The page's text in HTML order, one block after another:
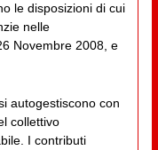
le disposizioni di cui
nelle
Novembre 2008, e
autogestiscono con
collettivo
I contributi